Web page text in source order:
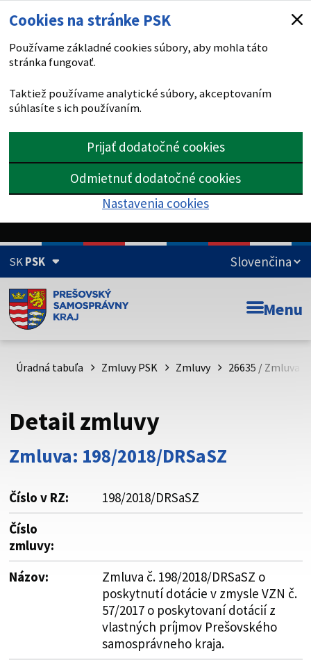
Cookies na stránke PSK
Používame základné cookies súbory, aby mohla táto
stránka fungovať.
Taktiež používame analytické súbory, akceptovaním
súhlasíte s ich používaním.
Prijať dodatočné cookies
Odmietnuť dodatočné cookies
Nastavenia cookies
SKPSK
Doména psk.sk je oficiálna
Toto je oficiálna webová stránka Prešovského
psk.sk.
Buďte pozorní a vždy sa uistite, že zdieľate informácie iba
cez zabezpečenú webovú stránku. Zabezpečená stránka
vždy začína https:// pred názvom domény webového sídla.
Menu
Úradná tabuľa Zmluvy PSK Zmluvy 26635 / Zmluva
Detail zmluvy
Zmluva: 198/2018/DRSaSZ
Číslo v RZ:
198/2018/DRSaSZ
Číslo
zmluvy:
Názov:
Zmluva č. 198/2018/DRSaSZ o
poskytnutí dotácie v zmysle VZN č.
57/2017 o poskytovaní dotácií z
vlastných príjmov Prešovského
samosprávneho kraja.